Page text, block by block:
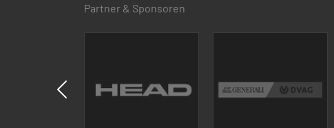
Partner & Sponsoren